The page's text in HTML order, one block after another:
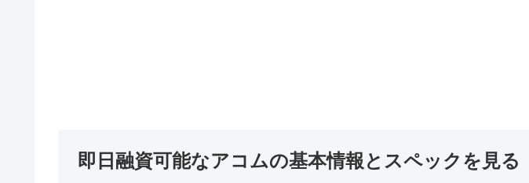
即日融資可能なアコムの基本情報とスペックを見る